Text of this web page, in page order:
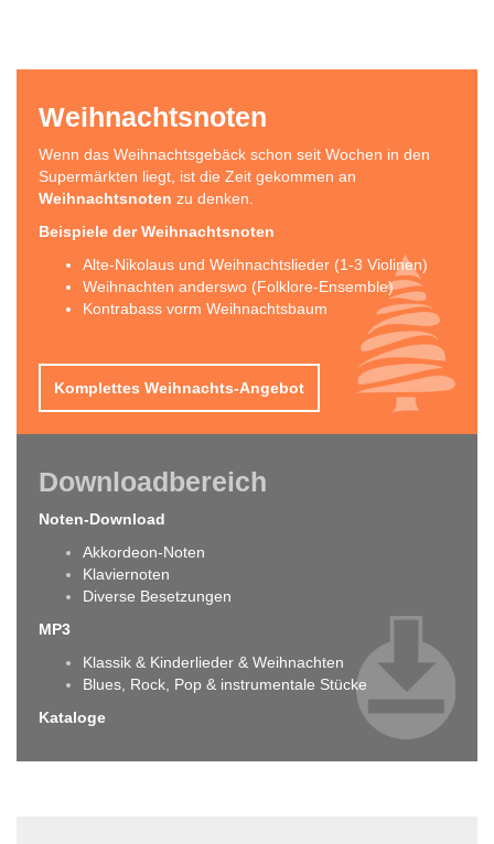
Weihnachtsnoten
Wenn das Weihnachtsgebäck schon seit Wochen in den
Supermärkten liegt, ist die Zeit gekommen an
Weihnachtsnoten zu denken.
Beispiele der Weihnachtsnoten
Alte-Nikolaus und Weihnachtslieder (1-3 Violinen)
Weihnachten anderswo (Folklore-Ensemble)
Kontrabass vorm Weihnachtsbaum
Komplettes Weihnachts-Angebot
Downloadbereich
Noten-Download
Akkordeon-Noten
Klaviernoten
Diverse Besetzungen
MP3
Klassik & Kinderlieder & Weihnachten
Blues, Rock, Pop & instrumentale Stücke
Kataloge